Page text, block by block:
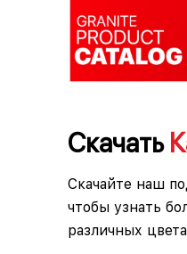
Скачать
Скачайте наш
чтобы узнать
различных